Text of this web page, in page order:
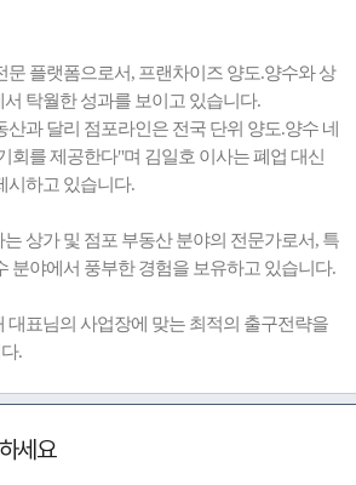
문 플랫폼으로서, 프랜차이즈 양도.양수와 상
탁월한 성과를 보이고 있습니다.
산과 달리 점포라인은 전국 단위 양도.양수 네
회를 제공한다"며 김일호 이사는 폐업 대신
시하고 있습니다.
상가 및 점포 부동산 분야의 전문가로서, 특
분야에서 풍부한 경험을 보유하고 있습니다.
대표님의 사업장에 맞는 최적의 출구전략을
.
세요